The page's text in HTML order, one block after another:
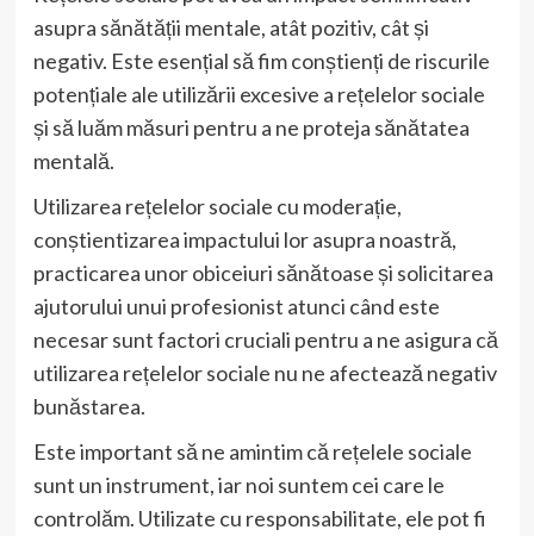
asupra sănătății mentale, atât pozitiv, cât și
negativ. Este esențial să fim conștienți de riscurile
potențiale ale utilizării excesive a rețelelor sociale
și să luăm măsuri pentru a ne proteja sănătatea
mentală.
Utilizarea rețelelor sociale cu moderație,
conștientizarea impactului lor asupra noastră,
practicarea unor obiceiuri sănătoase și solicitarea
ajutorului unui profesionist atunci când este
necesar sunt factori cruciali pentru a ne asigura că
utilizarea rețelelor sociale nu ne afectează negativ
bunăstarea.
Este important să ne amintim că rețelele sociale
sunt un instrument, iar noi suntem cei care le
controlăm. Utilizate cu responsabilitate, ele pot fi